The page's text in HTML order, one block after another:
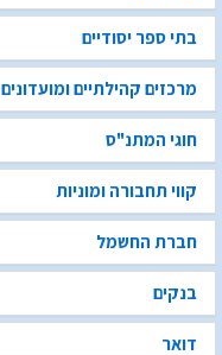
בתי ספר יסודיים
מרכזים קהילתיים ומועדונים
חוגי המתנ"ס
קווי תחבורה ומוניות
חברת החשמל
בנקים
דואר